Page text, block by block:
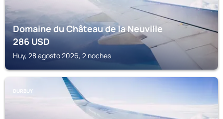
Domaine du Château de la Neuville
286USD
Huy, 28 agosto 2026, 2 noches
DURBUY